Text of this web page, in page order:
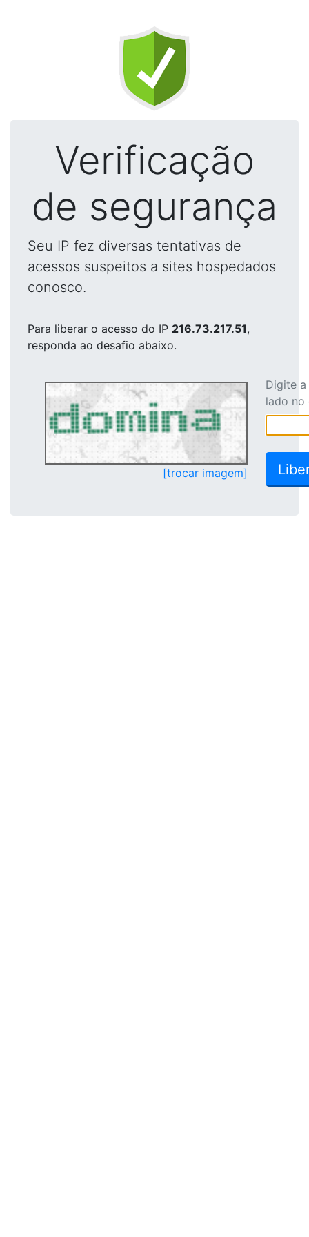
Verificação
de segurança
Seu IP fez diversas tentativas de
acessos suspeitos a sites hospedados
conosco.
Para liberar o acesso do IP 216.73.217.51,
responda ao desafio abaixo.
[trocar imagem]
Digite
lado no